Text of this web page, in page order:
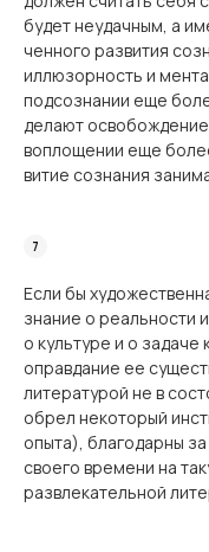
будет неудачным, а
ченного развития
иллюзорность и
подсознании еще
делают
воплощении еще
витие сознания
Если бы
знание о реальности
о культуре и о задаче
оправдание ее
литературой не в
обрел некоторый
опыта), благодарны
своего времени на
развлекательной